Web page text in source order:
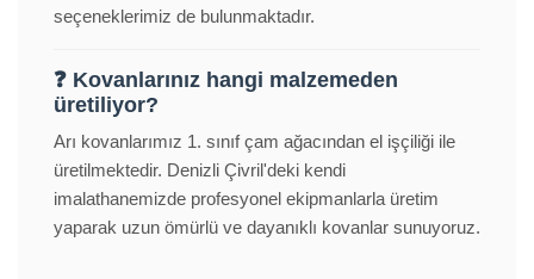
seçeneklerimiz de bulunmaktadır.
❓ Kovanlarınız hangi malzemeden
üretiliyor?
Arı kovanlarımız 1. sınıf çam ağacından el işçiliği ile
üretilmektedir. Denizli Çivril'deki kendi
imalathanemizde profesyonel ekipmanlarla üretim
yaparak uzun ömürlü ve dayanıklı kovanlar sunuyoruz.